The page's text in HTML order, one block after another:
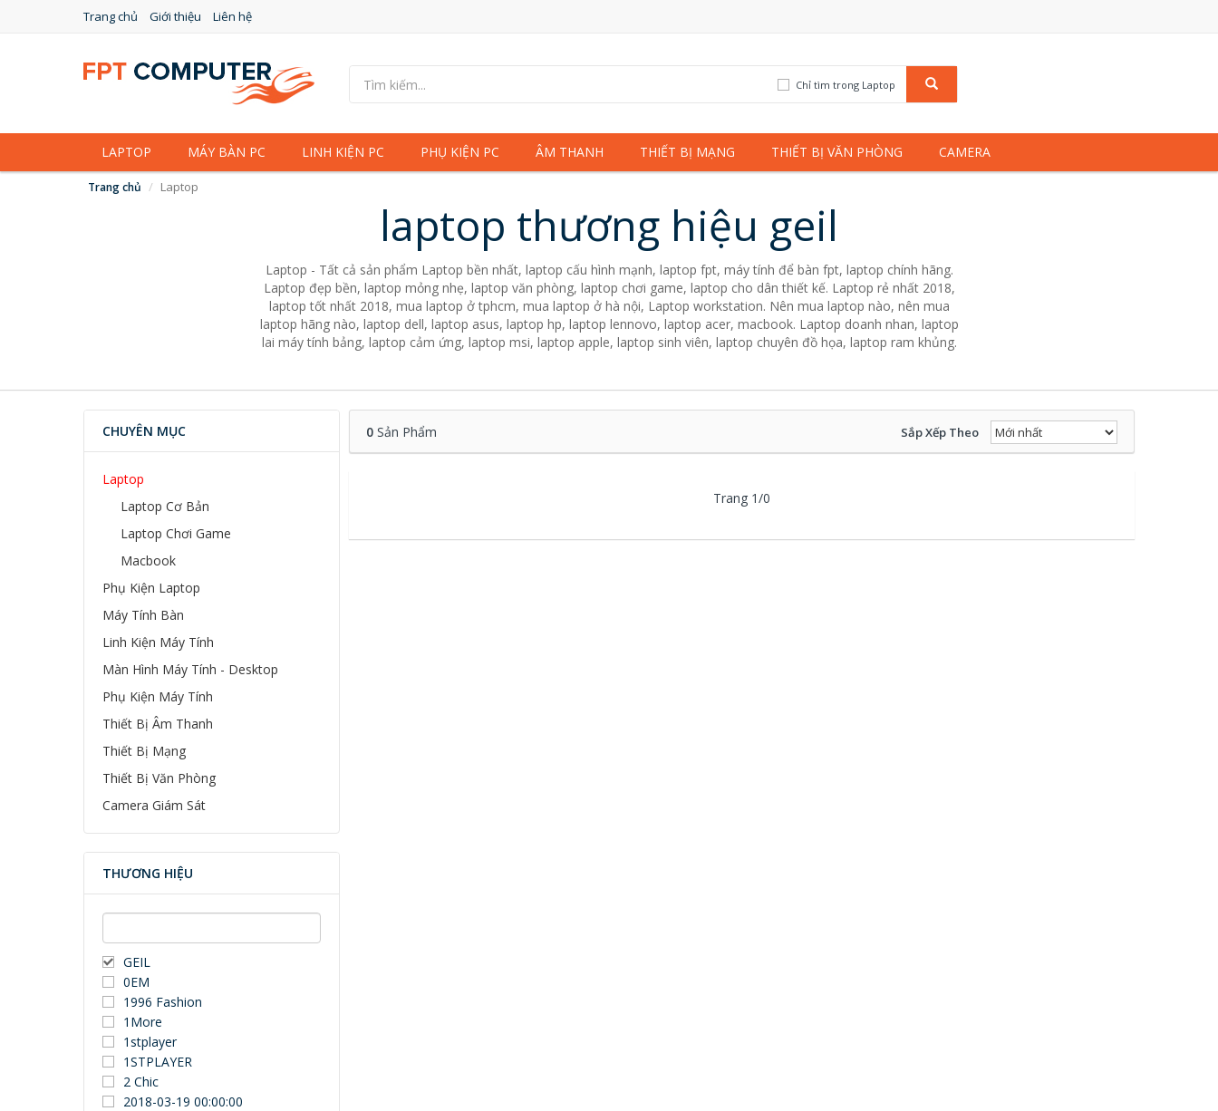
Trang chủ Giới thiệu Liên hệ
Chỉ tìm trong Laptop
LAPTOP MÁY BÀN PC LINH KIỆN PC PHỤ KIỆN PC ÂM THANH THIẾT BỊ MẠNG THIẾT BỊ VĂN PHÒNG CAMERA
Trang chủ Laptop
laptop thương hiệu geil
Laptop - Tất cả sản phẩm Laptop bền nhất, laptop cấu hình mạnh, laptop fpt, máy tính để bàn fpt, laptop chính hãng.
Laptop đẹp bền, laptop mỏng nhẹ, laptop văn phòng, laptop chơi game, laptop cho dân thiết kế. Laptop rẻ nhất 2018,
laptop tốt nhất 2018, mua laptop ở tphcm, mua laptop ở hà nội, Laptop workstation. Nên mua laptop nào, nên mua
laptop hãng nào, laptop dell, laptop asus, laptop hp, laptop lennovo, laptop acer, macbook. Laptop doanh nhan, laptop
lai máy tính bảng, laptop cảm ứng, laptop msi, laptop apple, laptop sinh viên, laptop chuyên đồ họa, laptop ram khủng.
CHUYÊN MỤC
Laptop
Laptop Cơ Bản
Laptop Chơi Game
Macbook
Phụ Kiện Laptop
Máy Tính Bàn
Linh Kiện Máy Tính
Màn Hình Máy Tính - Desktop
Phụ Kiện Máy Tính
Thiết Bị Âm Thanh
Thiết Bị Mạng
Thiết Bị Văn Phòng
Camera Giám Sát
THƯƠNG HIỆU
GEIL
0EM
1996 Fashion
1More
1stplayer
1STPLAYER
2 Chic
2018-03-19 00:00:00
0Sản Phẩm Sắp Xếp Theo
Trang 1/0